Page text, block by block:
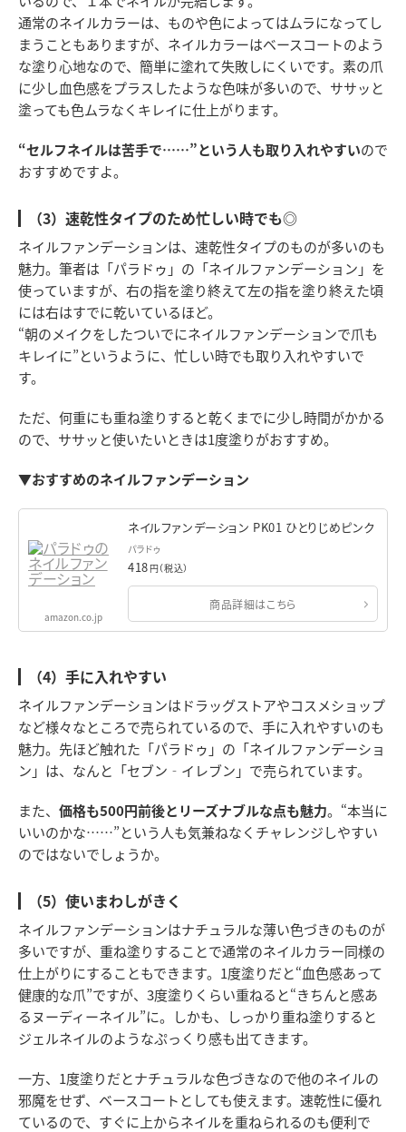
通常のネイルカラーは、ものや色によってはムラになってし
まうこともありますが、ネイルカラーはベースコートのよう
な塗り心地なので、簡単に塗れて失敗しにくいです。素の爪
に少し血色感をプラスしたような色味が多いので、ササッと
塗っても色ムラなくキレイに仕上がります。
“セルフネイルは苦手で……”という人も取り入れやすいので
おすすめですよ。
（3）速乾性タイプのため忙しい時でも◎
ネイルファンデーションは、速乾性タイプのものが多いのも
魅力。筆者は「パラドゥ」の「ネイルファンデーション」を
使っていますが、右の指を塗り終えて左の指を塗り終えた頃
には右はすでに乾いているほど。
“朝のメイクをしたついでにネイルファンデーションで爪も
キレイに”というように、忙しい時でも取り入れやすいで
す。
ただ、何重にも重ね塗りすると乾くまでに少し時間がかかる
ので、ササッと使いたいときは1度塗りがおすすめ。
▼おすすめのネイルファンデーション
amazon.co.jp
ネイルファンデーション PK01 ひとりじめピンク
パラドゥ
418 円（税込）
商品詳細はこちら
（4）手に入れやすい
ネイルファンデーションはドラッグストアやコスメショップ
など様々なところで売られているので、手に入れやすいのも
魅力。先ほど触れた「パラドゥ」の「ネイルファンデーショ
ン」は、なんと「セブン‐イレブン」で売られています。
また、 価格も500円前後とリーズナブルな点も魅力。“本当に
いいのかな……”という人も気兼ねなくチャレンジしやすい
のではないでしょうか。
（5）使いまわしがきく
ネイルファンデーションはナチュラルな薄い色づきのものが
多いですが、重ね塗りすることで通常のネイルカラー同様の
仕上がりにすることもできます。1度塗りだと“血色感あって
健康的な爪”ですが、3度塗りくらい重ねると“きちんと感あ
るヌーディーネイル”に。しかも、しっかり重ね塗りすると
ジェルネイルのようなぷっくり感も出てきます。
一方、1度塗りだとナチュラルな色づきなので他のネイルの
邪魔をせず、ベースコートとしても使えます。速乾性に優れ
ているので、すぐに上からネイルを重ねられるのも便利で